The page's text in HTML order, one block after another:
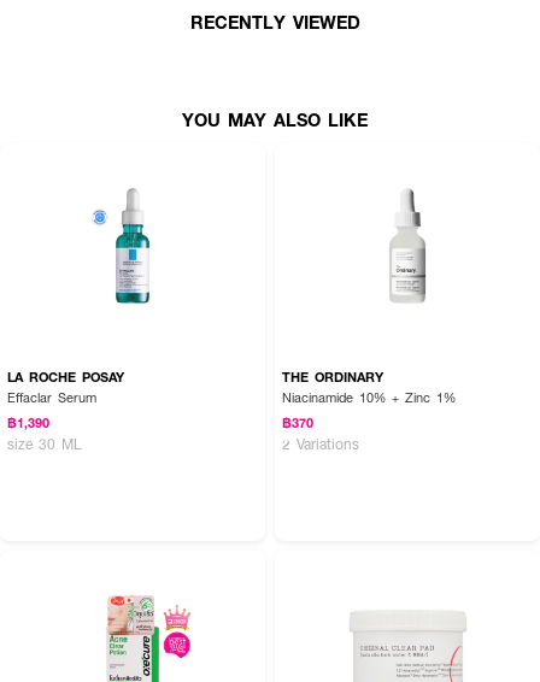
RECENTLY VIEWED
YOU MAY ALSO LIKE
LA ROCHE POSAY
Effaclar Serum
฿1,390
size 30 ML
THE ORDINARY
Niacinamide 10% + Zinc 1%
฿370
2 Variations